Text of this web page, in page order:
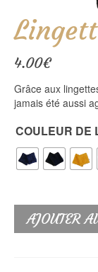
4.00€
Grâce aux
jamais été aussi
COULEUR DE
AJOUTER